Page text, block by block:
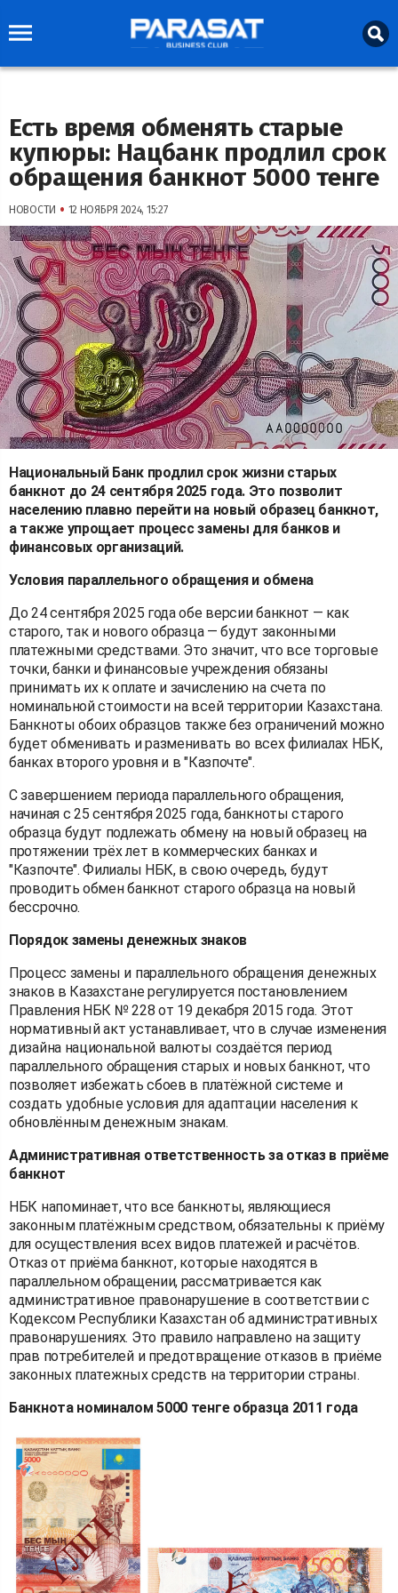
Есть время обменять старые
купюры: Нацбанк продлил срок
обращения банкнот 5000 тенге
НОВОСТИ • 12 НОЯБРЯ 2024, 15:27
Национальный Банк продлил срок жизни старых
банкнот до 24 сентября 2025 года. Это позволит
населению плавно перейти на новый образец банкнот,
а также упрощает процесс замены для банков и
финансовых организаций.
Условия параллельного обращения и обмена
До 24 сентября 2025 года обе версии банкнот — как
старого, так и нового образца — будут законными
платежными средствами. Это значит, что все торговые
точки, банки и финансовые учреждения обязаны
принимать их к оплате и зачислению на счета по
номинальной стоимости на всей территории Казахстана.
Банкноты обоих образцов также без ограничений можно
будет обменивать и разменивать во всех филиалах НБК,
банках второго уровня и в "Казпочте".
С завершением периода параллельного обращения,
начиная с 25 сентября 2025 года, банкноты старого
образца будут подлежать обмену на новый образец на
протяжении трёх лет в коммерческих банках и
"Казпочте". Филиалы НБК, в свою очередь, будут
проводить обмен банкнот старого образца на новый
бессрочно.
Порядок замены денежных знаков
Процесс замены и параллельного обращения денежных
знаков в Казахстане регулируется постановлением
Правления НБК № 228 от 19 декабря 2015 года. Этот
нормативный акт устанавливает, что в случае изменения
дизайна национальной валюты создаётся период
параллельного обращения старых и новых банкнот, что
позволяет избежать сбоев в платёжной системе и
создать удобные условия для адаптации населения к
обновлённым денежным знакам.
Административная ответственность за отказ в приёме
банкнот
НБК напоминает, что все банкноты, являющиеся
законным платёжным средством, обязательны к приёму
для осуществления всех видов платежей и расчётов.
Отказ от приёма банкнот, которые находятся в
параллельном обращении, рассматривается как
административное правонарушение в соответствии с
Кодексом Республики Казахстан об административных
правонарушениях. Это правило направлено на защиту
прав потребителей и предотвращение отказов в приёме
законных платежных средств на территории страны.
Банкнота номиналом 5000 тенге образца 2011 года